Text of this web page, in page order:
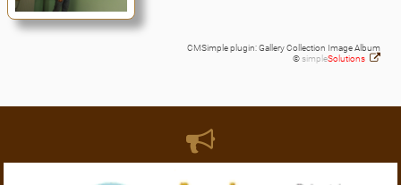
CMSimple plugin: Gallery Collection Image Album
© simpleSolutions